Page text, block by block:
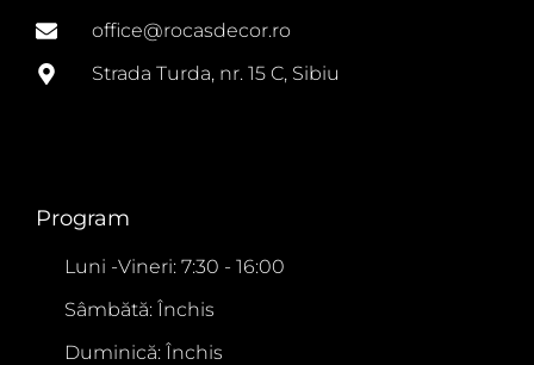
office@rocasdecor.ro
Strada Turda, nr. 15 C, Sibiu
Program
Luni -Vineri: 7:30 - 16:00
Sâmbătă: Închis
Duminică: Închis